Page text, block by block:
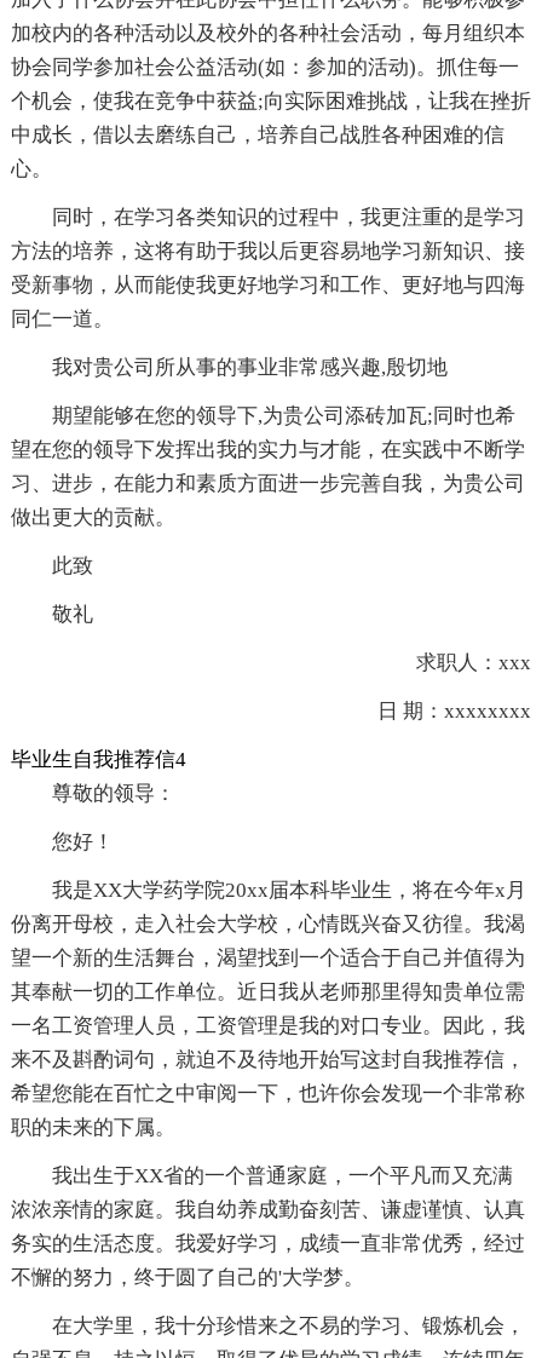
加校内的各种活动以及校外的各种社会活动，每月组织本
协会同学参加社会公益活动(如：参加的活动)。抓住每一
个机会，使我在竞争中获益;向实际困难挑战，让我在挫折
中成长，借以去磨练自己，培养自己战胜各种困难的信
心。
同时，在学习各类知识的过程中，我更注重的是学习
方法的培养，这将有助于我以后更容易地学习新知识、接
受新事物，从而能使我更好地学习和工作、更好地与四海
同仁一道。
我对贵公司所从事的事业非常感兴趣,殷切地
期望能够在您的领导下,为贵公司添砖加瓦;同时也希
望在您的领导下发挥出我的实力与才能，在实践中不断学
习、进步，在能力和素质方面进一步完善自我，为贵公司
做出更大的贡献。
此致
敬礼
求职人：xxx
日 期：xxxxxxxx
毕业生自我推荐信4
尊敬的领导：
您好！
我是XX大学药学院20xx届本科毕业生，将在今年x月
份离开母校，走入社会大学校，心情既兴奋又彷徨。我渴
望一个新的生活舞台，渴望找到一个适合于自己并值得为
其奉献一切的工作单位。近日我从老师那里得知贵单位需
一名工资管理人员，工资管理是我的对口专业。因此，我
来不及斟酌词句，就迫不及待地开始写这封自我推荐信，
希望您能在百忙之中审阅一下，也许你会发现一个非常称
职的未来的下属。
我出生于XX省的一个普通家庭，一个平凡而又充满
浓浓亲情的家庭。我自幼养成勤奋刻苦、谦虚谨慎、认真
务实的生活态度。我爱好学习，成绩一直非常优秀，经过
不懈的努力，终于圆了自己的'大学梦。
在大学里，我十分珍惜来之不易的学习、锻炼机会，